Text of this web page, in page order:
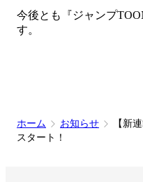
今後とも『ジャンプ
す。
ホーム お知らせ
【新
スタート！